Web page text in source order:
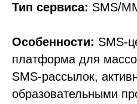
Тип сервиса: SMS/
Особенности: SMS-
платформа для
SMS-рассылок,
образовательными